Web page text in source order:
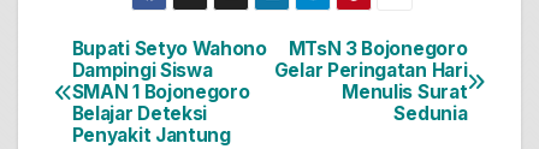
Navigasi
pos
MTsN 3 Bojonegoro
Gelar Peringatan Hari
Menulis Surat
Sedunia
Bupati Setyo Wahono
Dampingi Siswa
SMAN 1 Bojonegoro
Belajar Deteksi
Penyakit Jantung